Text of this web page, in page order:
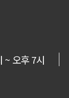
~ 오후 7시